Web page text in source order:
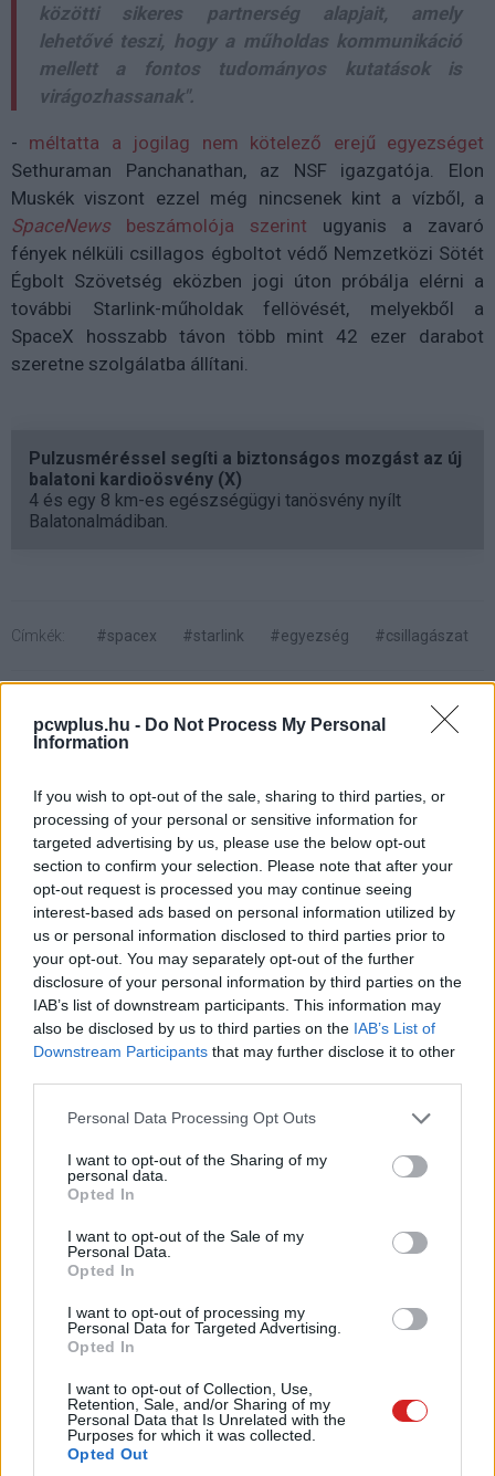
pcwplus.hu - Do Not Process My Personal
Information
If you wish to opt-out of the sale, sharing to third parties, or
processing of your personal or sensitive information for
targeted advertising by us, please use the below opt-out
section to confirm your selection. Please note that after your
opt-out request is processed you may continue seeing
interest-based ads based on personal information utilized by
us or personal information disclosed to third parties prior to
your opt-out. You may separately opt-out of the further
disclosure of your personal information by third parties on the
IAB’s list of downstream participants. This information may
also be disclosed by us to third parties on the IAB’s List of
Downstream Participants that may further disclose it to other
Please note that this website/app uses one or more Google
not limited to your visit or usage behaviour. You may click to
grant or deny consent to Google and its third-party tags to
use your data for below specified purposes in below Google
consent section.
Personal Data Processing Opt Outs
I want to opt-out of the Sharing of my
personal data.
Opted In
I want to opt-out of the Sale of my
Personal Data.
Opted In
I want to opt-out of processing my
Personal Data for Targeted Advertising.
Opted In
I want to opt-out of Collection, Use,
Retention, Sale, and/or Sharing of my
Personal Data that Is Unrelated with the
Purposes for which it was collected.
Opted Out
közötti sikeres partnerség alapjait, amely
lehetővé teszi, hogy a műholdas kommunikáció
mellett a fontos tudományos kutatások is
virágozhassanak".
- méltatta a jogilag nem kötelező erejű egyezséget
Sethuraman Panchanathan, az NSF igazgatója. Elon
Muskék viszont ezzel még nincsenek kint a vízből, a
SpaceNews beszámolója szerint ugyanis a zavaró
fények nélküli csillagos égboltot védő Nemzetközi Sötét
Égbolt Szövetség eközben jogi úton próbálja elérni a
további Starlink-műholdak fellövését, melyekből a
SpaceX hosszabb távon több mint 42 ezer darabot
szeretne szolgálatba állítani.
Pulzusméréssel segíti a biztonságos mozgást az új
balatoni kardioösvény (X)
4 és egy 8 km-es egészségügyi tanösvény nyílt
Balatonalmádiban.
Címkék: #spacex #starlink #egyezség #csillagászat
Új zsanért kap a Galaxy Z Fold
5, végre vízálló lehet a
hajtogatható mobil
Kedvencekhez
Berze András |2023 január 16. 13:04
A Samsung csúcsmodelljének egyedi kijelzője
várhatóan kevésbé gyűrődik majd, mint
korábban.
a különböző hajtogatható mobilok fejlesztésébe és
piacra dobásába, és bár továbbra is elsősorban hozzájuk
kötjük ezt a dizájnt, az elmúlt években egyre több gyártó
próbált meg lecsípni magának egy szeletet a tortából.
Szerencsére az új belépők sem csak másolják a koreaiak
megoldásait, hanem igyekeznek továbbfejleszteni azt,
így az a helyzet állt elő, hogy a következő generáció
esetében már a Samsung leshet el trükköket másoktól.